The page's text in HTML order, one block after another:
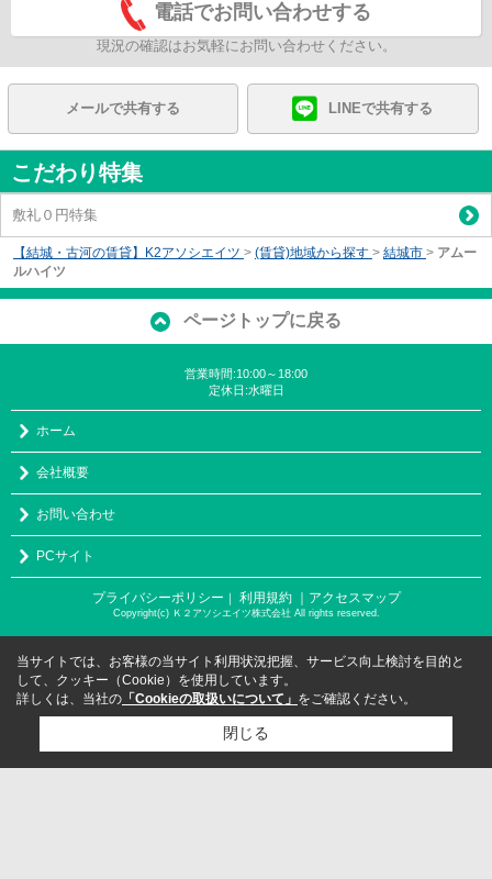
電話でお問い合わせする
現況の確認はお気軽にお問い合わせください。
メールで共有する LINEで共有する
こだわり特集
敷礼０円特集
【結城・古河の賃貸】K2アソシエイツ > (賃貸)地域から探す > 結城市 > アムー
ルハイツ
ページトップに戻る
営業時間:10:00～18:00
定休日:水曜日
ホーム
会社概要
お問い合わせ
PCサイト
プライバシーポリシー 利用規約 ｜アクセスマップ
Copyright(c) Ｋ２アソシエイツ株式会社 All rights reserved.
当サイトでは、お客様の当サイト利用状況把握、サービス向上検討を目的と
して、クッキー（Cookie）を使用しています。
詳しくは、当社の 「Cookieの取扱いについて」 をご確認ください。
閉じる